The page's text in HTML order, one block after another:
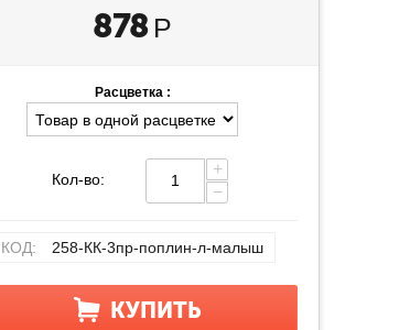
878 Р
Расцветка :
Кол-во:
+
−
КОД: 258-КК-3пр-поплин-л-малыш
КУПИТЬ